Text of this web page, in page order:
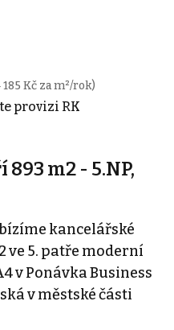
185 Kč za m²/rok)
provizi RK
m2 - 5.NP,
kancelářské
ve 5. patře moderní
v Ponávka Business
v městské části